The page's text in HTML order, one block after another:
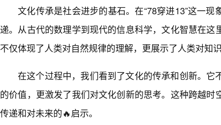
文化传承是社会进步的基石。在“78穿进13”这一
递。从古代的数理学到现代的信息科学，文化智慧在这
不仅体现了人类对自然规律的理解，更展示了人类对知
在这个过程中，我们看到了文化的传承和创新。它
的价值，更激发了我们对文化创新的思考。这种跨越时
传递和对未来的🔥启示。